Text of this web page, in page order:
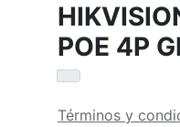
POE 4P
Términos y